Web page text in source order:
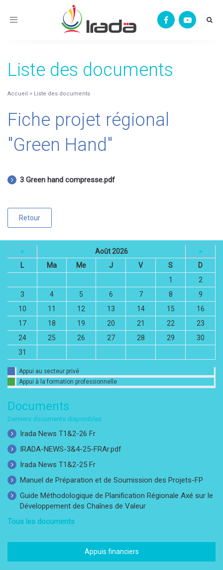
Toggle
Liste des documents
Accueil > Liste des documents
Fiche projet régional
"Green Hand"
3 Green hand compresse.pdf
Retour
< Août 2026
>
L
Ma Me J V S
D
1
2
3
4 5 6 7 8
9
10
11 12 13 14 15
16
17
18 19 20 21 22
23
24
25 26 27 28 29
30
31
Appui au secteur privé
Appui à la formation professionnelle
Documents
Derniers documents disponibles
Irada News T1&2-26 Fr
IRADA-NEWS-3&4-25-FRAr.pdf
Irada News T1&2-25 Fr
Manuel de Préparation et de Soumission des Projets-FP
Guide Méthodologique de Planification Régionale Axé sur le
Développement des Chaînes de Valeur
Tous les documents
Appuis financiers